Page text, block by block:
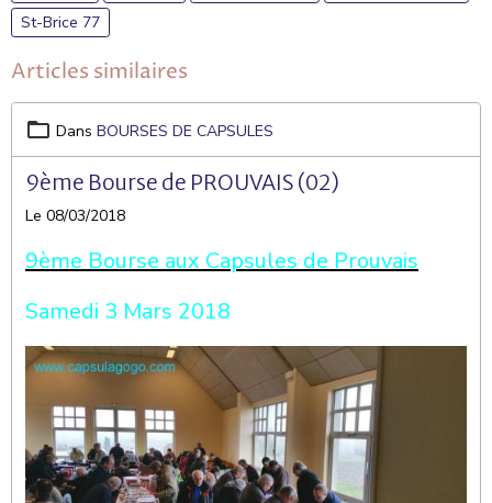
St-Brice 77
Articles similaires
Dans BOURSES DE CAPSULES
9ème Bourse de PROUVAIS (02)
Le 08/03/2018
9ème Bourse aux Capsules de Prouvais
Samedi 3 Mars 2018